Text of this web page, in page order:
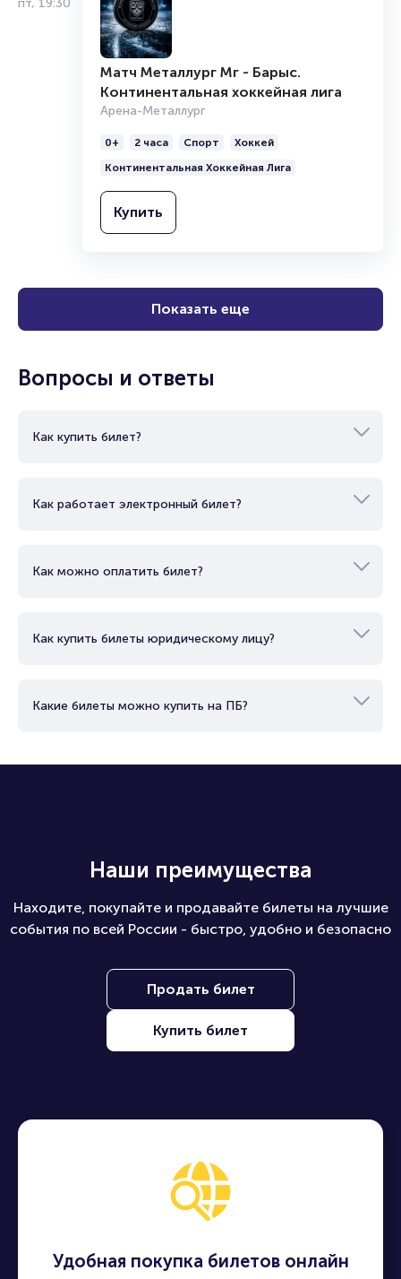
Матч Металлург Мг - Барыс.
Континентальная хоккейная лига
Арена-Металлург
0+ 2 часа Спорт
Хоккей
Континентальная Хоккейная Лига
Купить
Показать еще
Вопросы и ответы
Как купить билет?
Как работает электронный билет?
Как можно оплатить билет?
Как купить билеты юридическому лицу?
Какие билеты можно купить на ПБ?
Наши преимущества
Находите, покупайте и продавайте билеты на лучшие
события по всей России - быстро, удобно и безопасно
Продать билет
Купить билет
Удобная покупка билетов онлайн